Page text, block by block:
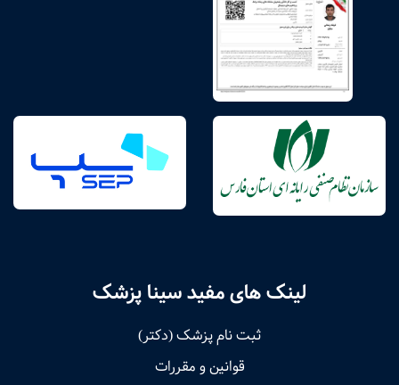
لینک های مفید سینا پزشک
ثبت نام پزشک (دکتر)
قوانین و مقررات